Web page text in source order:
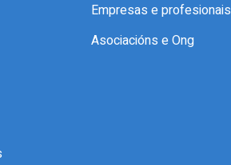
Empresas e profesionais
Asociacións e Ong